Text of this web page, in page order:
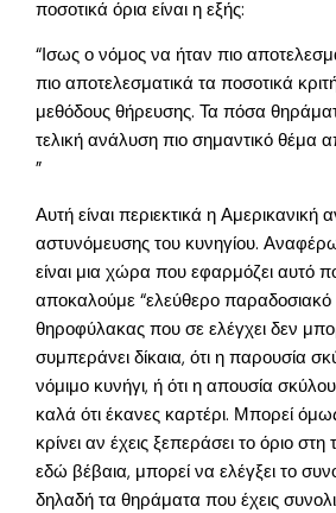
ποσοτικά όρια είναι η εξής:
“Ισως ο νόμος να ήταν πιο
πιο αποτελεσματικά τα ποσοτικά
μεθόδους θήρευσης. Τα πόσα
τελική ανάλυση πιο σημαντικό θέμα
”
Αυτή είναι περιεκτικά η Αμερικανική
αστυνόμευσης του κυνηγίου. Αναφέρω
είναι μια χώρα που εφαρμόζει αυτό
αποκαλούμε “ελεύθερο παραδοσιακό
θηροφύλακας που σε ελέγχει δεν
συμπεράνει δίκαια, ότι η παρουσία
νόμιμο κυνήγι, ή ότι η απουσία
καλά ότι έκανες καρτέρι. Μπορεί
κρίνει αν έχεις ξεπεράσει το όριο στη
εδώ βέβαια, μπορεί να ελέγξει το
δηλαδή τα θηράματα που έχεις